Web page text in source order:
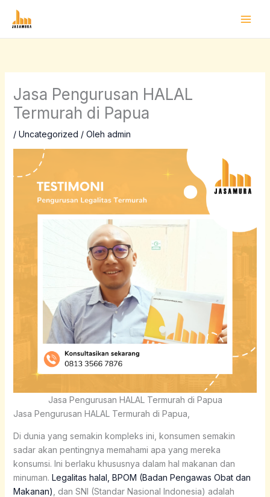
Jasa Pengurusan HALAL
Termurah di Papua
/ Uncategorized / Oleh admin
Jasa Pengurusan HALAL Termurah di Papua
Jasa Pengurusan HALAL Termurah di Papua,
Di dunia yang semakin kompleks ini, konsumen semakin
sadar akan pentingnya memahami apa yang mereka
konsumsi. Ini berlaku khususnya dalam hal makanan dan
minuman. Legalitas halal, BPOM (Badan Pengawas Obat dan
Makanan) , dan SNI (Standar Nasional Indonesia) adalah